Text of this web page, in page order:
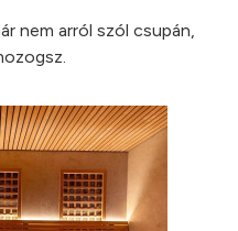
nem arról szól csupán,